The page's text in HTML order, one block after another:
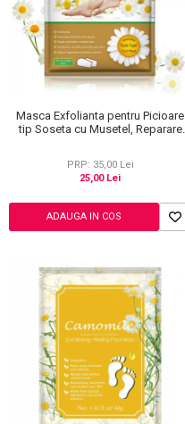
Masca Exfolianta pentru Picioare
tip Soseta cu Musetel, Reparare
PRP: 35,00 Lei
25,00 Lei
ADAUGA IN COS